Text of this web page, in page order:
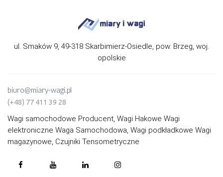
ul. Smaków 9, 49-318 Skarbimierz-Osiedle, pow. Brzeg, woj.
opolskie
biuro@miary-wagi.pl
(+48) 77 411 39 28
Wagi samochodowe Producent, Wagi Hakowe Wagi
elektroniczne Waga Samochodowa, Wagi podkładkowe Wagi
magazynowe, Czujniki Tensometryczne